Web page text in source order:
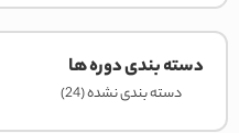
دسته بندی دوره ها
دسته بندی نشده(24)